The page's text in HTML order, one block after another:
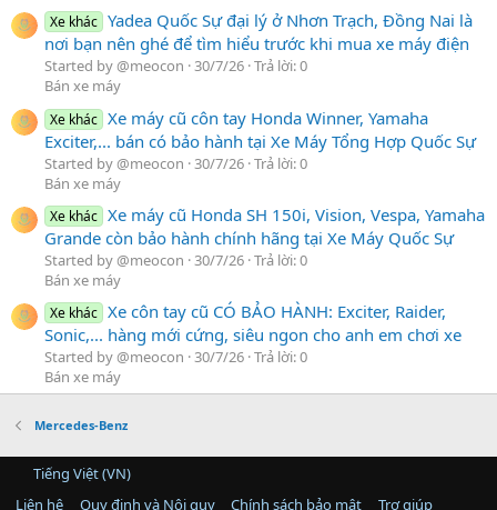
Xe khác Yadea Quốc Sự đại lý ở Nhơn Trạch, Đồng Nai là
nơi bạn nên ghé để tìm hiểu trước khi mua xe máy điện
Started by @meocon 30/7/26 Trả lời: 0
Bán xe máy
Xe khác Xe máy cũ côn tay Honda Winner, Yamaha
Exciter,... bán có bảo hành tại Xe Máy Tổng Hợp Quốc Sự
Started by @meocon 30/7/26 Trả lời: 0
Bán xe máy
Xe khác Xe máy cũ Honda SH 150i, Vision, Vespa, Yamaha
Grande còn bảo hành chính hãng tại Xe Máy Quốc Sự
Started by @meocon 30/7/26 Trả lời: 0
Bán xe máy
Xe khác Xe côn tay cũ CÓ BẢO HÀNH: Exciter, Raider,
Sonic,... hàng mới cứng, siêu ngon cho anh em chơi xe
Started by @meocon 30/7/26 Trả lời: 0
Bán xe máy
Mercedes-Benz
Tiếng Việt (VN)
Liên hệ
Quy định và Nội quy Chính sách bảo mật Trợ giúp